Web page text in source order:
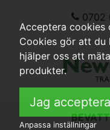
0702
Acceptera
Cookies gör att du
hjälper oss att
produkter.
Jag
Anpassa inställningar